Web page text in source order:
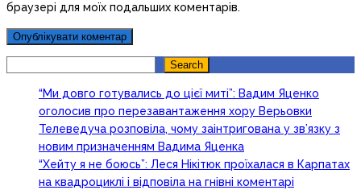
браузері для моїх подальших коментарів.
Search
“Ми довго готувались до цієї миті”: Вадим Яценко
оголосив про перезавантаження хору Верьовки
Телеведуча розповіла, чому заінтригована у зв’язку з
новим призначенням Вадима Яценка
“Хейту я не боюсь”: Леся Нікітюк проїхалася в Карпатах
на квадроциклі і відповіла на гнівні коментарі